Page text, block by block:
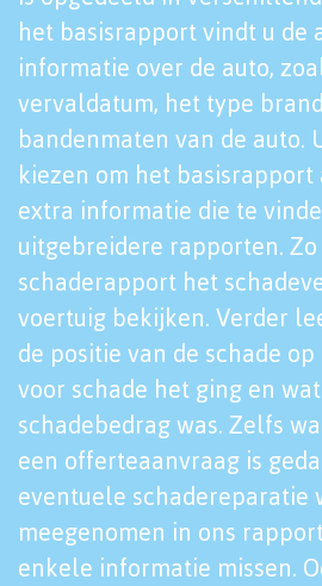
het basisrapport vindt u de
informatie over de auto,
vervaldatum, het type
bandenmaten van de auto.
kiezen om het
extra informatie die te
uitgebreidere rapporten.
schaderapport het
voertuig bekijken. Verder
de positie van de schade
voor schade het ging en
schadebedrag was. Zelfs
een offerteaanvraag is
eventuele schadereparatie
meegenomen in ons
enkele informatie missen.